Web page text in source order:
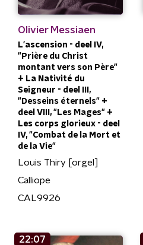
Olivier Messiaen
L'ascension - deel IV,
"Prière du Christ
montant vers son Père"
+ La Nativité du
Seigneur - deel III,
"Desseins éternels" +
deel VIII, "Les Mages" +
Les corps glorieux - deel
IV, "Combat de la Mort et
de la Vie"
Louis Thiry [orgel]
Calliope
CAL9926
22:07